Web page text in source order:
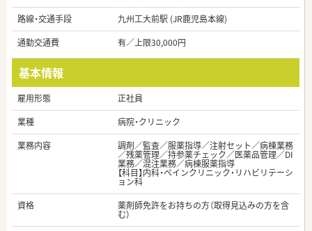
路線・交通手段
九州工大前駅 (JR鹿児島本線)
通勤交通費
有／上限30,000円
基本情報
雇用形態
正社員
業種
病院・クリニック
業務内容
調剤／監査／服薬指導／注射セット／病棟業務
／残薬管理／持参薬チェック／医薬品管理／DI
業務／混注業務／病棟服薬指導
【科目】内科・ペインクリニック・リハビリテーシ
ョン科
資格
薬剤師免許をお持ちの方（取得見込みの方を含
む）